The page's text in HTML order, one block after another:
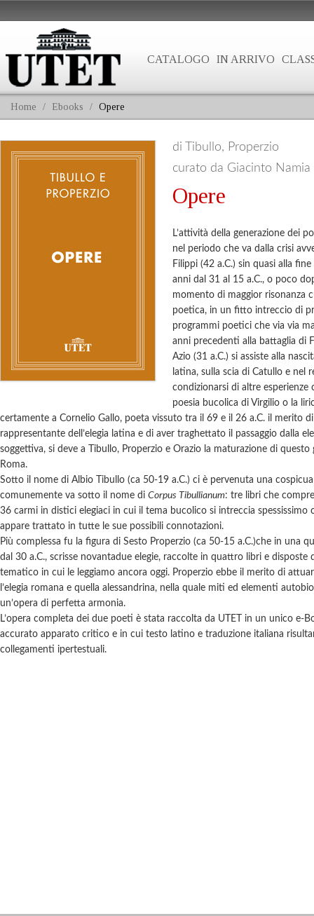
CATALOGO IN ARRIVO
Home / Ebooks / Opere
di Tibullo, Properzio
curato da Giacinto Namia
Opere
L’attività della generazione dei
nel periodo che va dalla crisi
Filippi (42 a.C.) sin quasi alla
anni dal 31 al 15 a.C., o poco
momento di maggior risonanza
poetica, in un fitto intreccio di
programmi poetici che via via
anni precedenti alla battaglia di
Azio (31 a.C.) si assiste alla
latina, sulla scia di Catullo e nel
condizionarsi di altre esperienze
poesia bucolica di Virgilio o la
certamente a Cornelio Gallo, poeta vissuto tra il 69 e il 26 a.C. il merito
rappresentante dell’elegia latina e di aver traghettato il passaggio dalla
soggettiva, si deve a Tibullo, Properzio e Orazio la maturazione di questo
Roma.
Sotto il nome di Albio Tibullo (ca 50-19 a.C.) ci è pervenuta una
comunemente va sotto il nome di Corpus Tibullianum: tre libri che
36 carmi in distici elegiaci in cui il tema bucolico si intreccia spessissimo
appare trattato in tutte le sue possibili connotazioni.
Più complessa fu la figura di Sesto Properzio (ca 50-15 a.C.)che in una
dal 30 a.C., scrisse novantadue elegie, raccolte in quattro libri e disposte
tematico in cui le leggiamo ancora oggi. Properzio ebbe il merito di
l’elegia romana e quella alessandrina, nella quale miti ed elementi
un’opera di perfetta armonia.
L’opera completa dei due poeti è stata raccolta da UTET in un unico e-
accurato apparato critico e in cui testo latino e traduzione italiana
collegamenti ipertestuali.